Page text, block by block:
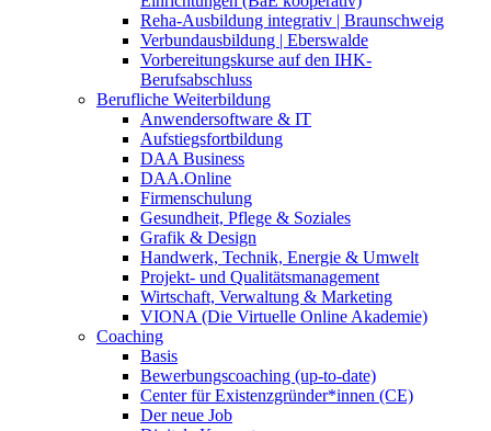
Reha-Ausbildung integrativ | Braunschweig
Verbundausbildung | Eberswalde
Vorbereitungskurse auf den IHK-
Berufsabschluss
Berufliche Weiterbildung
Anwendersoftware & IT
Aufstiegsfortbildung
DAA Business
DAA.Online
Firmenschulung
Gesundheit, Pflege & Soziales
Grafik & Design
Handwerk, Technik, Energie & Umwelt
Projekt- und Qualitätsmanagement
Wirtschaft, Verwaltung & Marketing
VIONA (Die Virtuelle Online Akademie)
Coaching
Basis
Bewerbungscoaching (up-to-date)
Center für Existenzgründer*innen (CE)
Der neue Job